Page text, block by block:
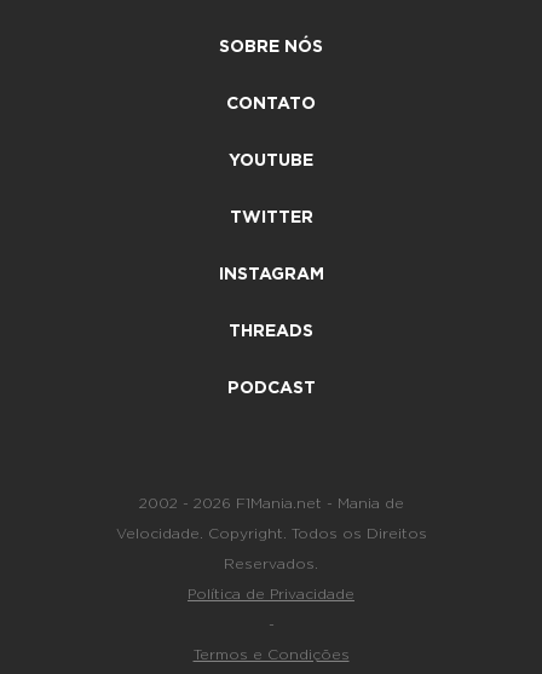
SOBRE NÓS
CONTATO
YOUTUBE
TWITTER
INSTAGRAM
THREADS
PODCAST
2002 - 2026 F1Mania.net - Mania de
Velocidade. Copyright. Todos os Direitos
Reservados.
Política de Privacidade
-
Termos e Condições